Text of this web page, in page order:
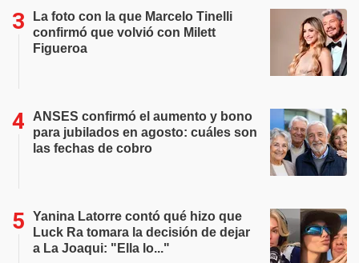
La foto con la que Marcelo Tinelli
confirmó que volvió con Milett
Figueroa
ANSES confirmó el aumento y bono
para jubilados en agosto: cuáles son
las fechas de cobro
Yanina Latorre contó qué hizo que
Luck Ra tomara la decisión de dejar
a La Joaqui: "Ella lo..."